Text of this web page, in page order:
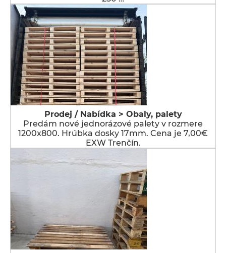
Prodej / Nabídka > Obaly, palety
Predám nové jednorázové palety v rozmere
1200x800. Hrúbka dosky 17mm. Cena je 7,00€
EXW Trenčín.